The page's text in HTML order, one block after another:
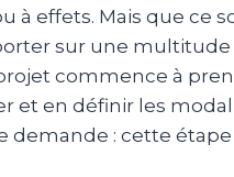
à effets. Mais que ce
sur une multitude
commence à
et en définir les
demande : cette